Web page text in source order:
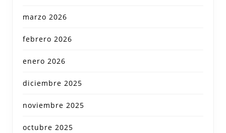
marzo 2026
febrero 2026
enero 2026
diciembre 2025
noviembre 2025
octubre 2025